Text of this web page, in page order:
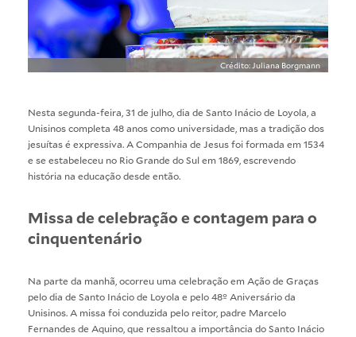
Crédito: Juliana Borgmann
Nesta segunda-feira, 31 de julho, dia de Santo Inácio de Loyola, a
Unisinos completa 48 anos como universidade, mas a tradição dos
jesuítas é expressiva. A Companhia de Jesus foi formada em 1534
e se estabeleceu no Rio Grande do Sul em 1869, escrevendo
história na educação desde então.
Missa de celebração e contagem para o
cinquentenário
Na parte da manhã, ocorreu uma celebração em Ação de Graças
pelo dia de Santo Inácio de Loyola e pelo 48º Aniversário da
Unisinos. A missa foi conduzida pelo reitor, padre Marcelo
Fernandes de Aquino, que ressaltou a importância do Santo Inácio